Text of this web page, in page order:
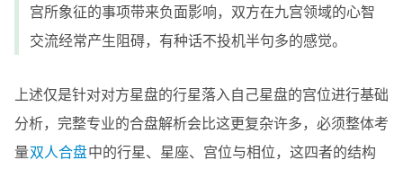
宫所象征的事项带来负面影响，双方在九宫领域的心智
交流经常产生阻碍，有种话不投机半句多的感觉。
上述仅是针对对方星盘的行星落入自己星盘的宫位进行基础
分析，完整专业的合盘解析会比这更复杂许多，必须整体考
量双人合盘中的行星、星座、宫位与相位，这四者的结构